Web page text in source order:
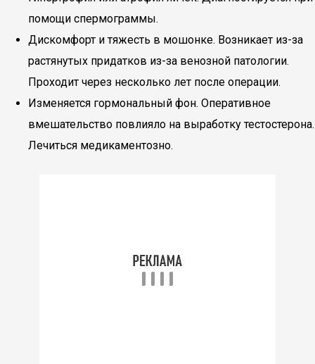
помощи спермограммы.
Дискомфорт и тяжесть в мошонке. Возникает из-за
растянутых придатков из-за венозной патологии.
Проходит через несколько лет после операции.
Изменяется гормональный фон. Оперативное
вмешательство повлияло на выработку тестостерона.
Лечиться медикаментозно.